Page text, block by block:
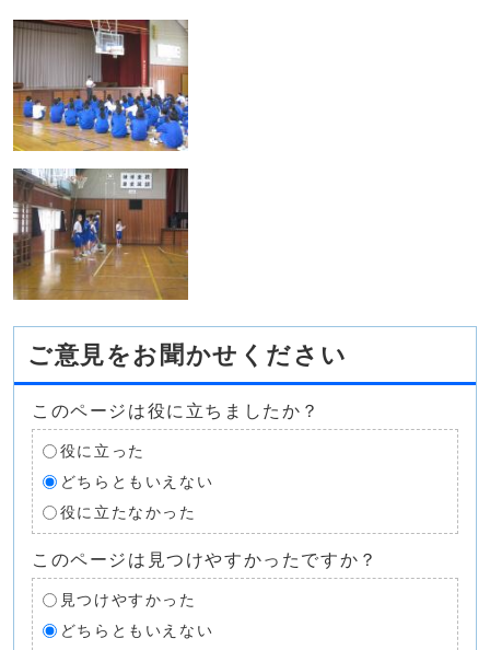
ご意見をお聞かせください
このページは役に立ちましたか？
役に立った
どちらともいえない
役に立たなかった
このページは見つけやすかったですか？
見つけやすかった
どちらともいえない